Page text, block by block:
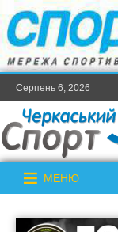
Серпень 6, 2026
МЕНЮ